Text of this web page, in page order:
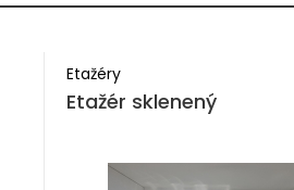
Etažéry
Etažér sklenený